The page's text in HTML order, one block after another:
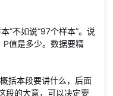
”不如说“97个样本”。说
P值是多少。数据要精
括本段要讲什么，后面
段的大意，可以决定要